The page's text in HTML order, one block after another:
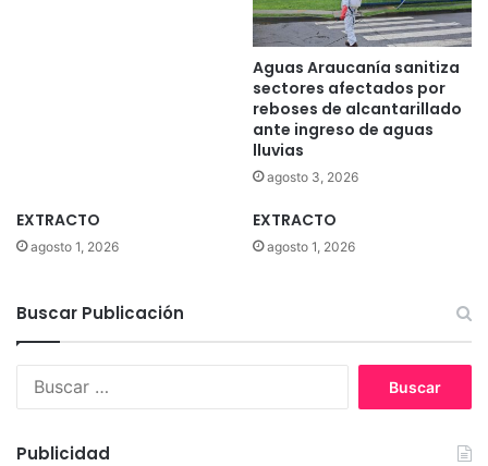
Aguas Araucanía sanitiza
sectores afectados por
reboses de alcantarillado
ante ingreso de aguas
lluvias
agosto 3, 2026
EXTRACTO
agosto 1, 2026
EXTRACTO
agosto 1, 2026
Buscar Publicación
Publicidad